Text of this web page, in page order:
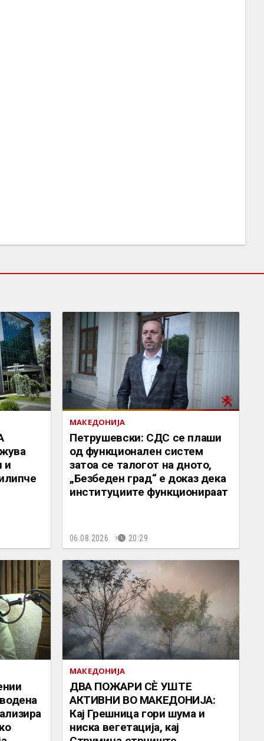
и
МАКЕДОНИЈА
Петрушевски: СДС се плаши
од функционален систем
затоа се талогот на дното,
„Безбеден град“ е доказ дека
институциите функционираат
06.08.2026. 20:29
МАКЕДОНИЈА
ДВА ПОЖАРИ СÈ УШТЕ
АКТИВНИ ВО МАКЕДОНИЈА:
Кај Грешница гори шума и
ниска вегетација, кај